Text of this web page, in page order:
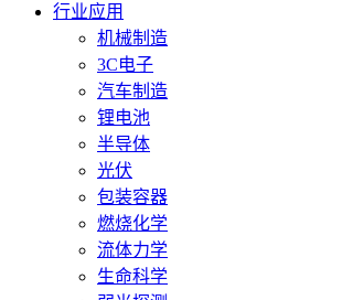
行业应用
机械制造
3C电子
汽车制造
锂电池
半导体
光伏
包装容器
燃烧化学
流体力学
生命科学